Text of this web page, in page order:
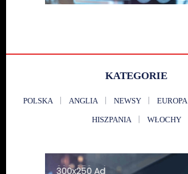
KATEGORIE
POLSKA ANGLIA NEWSY EUROPA
HISZPANIA WŁOCHY